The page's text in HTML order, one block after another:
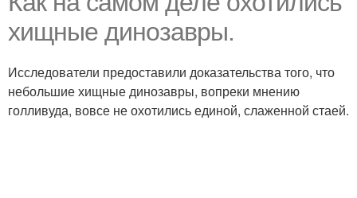
хищные динозавры.
Исследователи предоставили доказательства того, что
небольшие хищные динозавры, вопреки мнению
голливуда, вовсе не охотились единой, слаженной стаей.